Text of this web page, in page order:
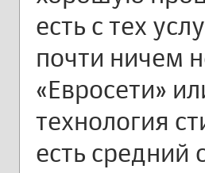
есть с тех
почти ничем
«Евросети»
технология
есть